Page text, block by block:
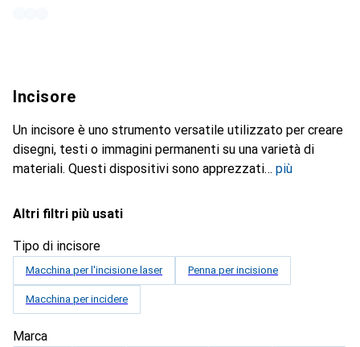
Incisore
Un incisore è uno strumento versatile utilizzato per creare
disegni, testi o immagini permanenti su una varietà di
materiali. Questi dispositivi sono apprezzati
più
Altri filtri più usati
Tipo di incisore
Macchina per l'incisione laser Penna per incisione
Macchina per incidere
Marca